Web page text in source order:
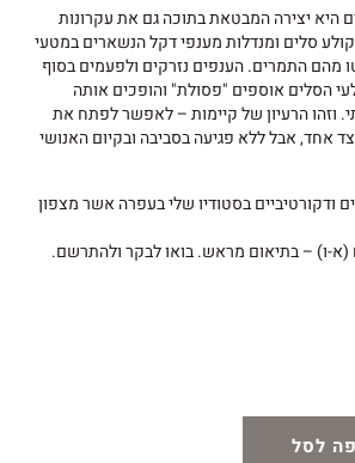
היא יצירה המבטאת בתוכה גם את עקרונות
קולע סלים ומנדלות מענפי דקל הנשארים במטעי
מהם התמרים. הענפים נזרקים ולפעמים בסוף
הסלים אוספים "פסולת" והופכים אותה
וזהו הרעיון של קיימות – לאפשר לפתח את
אחד, אבל ללא פגיעה בסביבה ובקיום האנושי
ודקורטיביים בסטודיו שלי בעפרה אשר מצפון
(א-ו) – בתיאום מראש. בואו לבקר ולהתרשם.
לסל